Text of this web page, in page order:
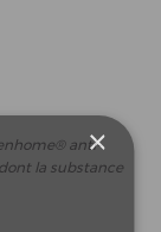
anti-
la substance